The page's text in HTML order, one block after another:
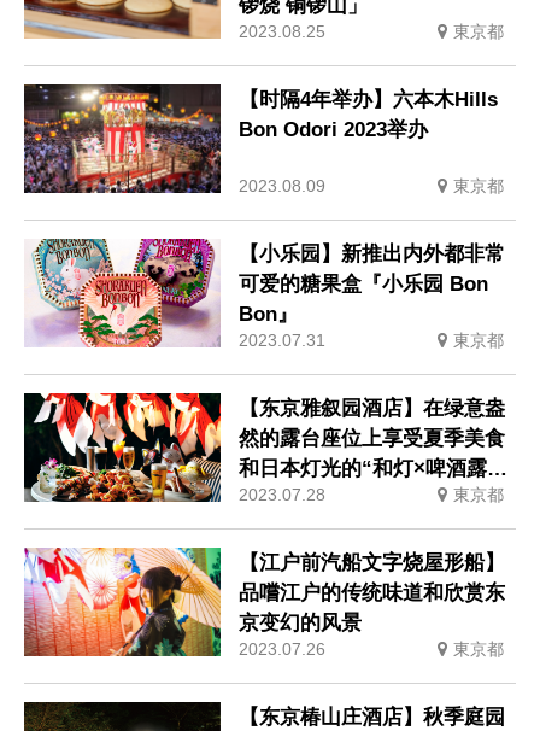
锣烧 铜锣山」
2023.08.25 東京都
【时隔4年举办】六本木Hills
Bon Odori 2023举办
2023.08.09 東京都
【小乐园】新推出内外都非常
可爱的糖果盒『小乐园 Bon
Bon』
2023.07.31 東京都
【东京雅叙园酒店】在绿意盎
然的露台座位上享受夏季美食
和日本灯光的“和灯×啤酒露
台”活动
2023.07.28 東京都
【江户前汽船文字烧屋形船】
品嚐江户的传统味道和欣赏东
京变幻的风景
2023.07.26 東京都
【东京椿山庄酒店】秋季庭园